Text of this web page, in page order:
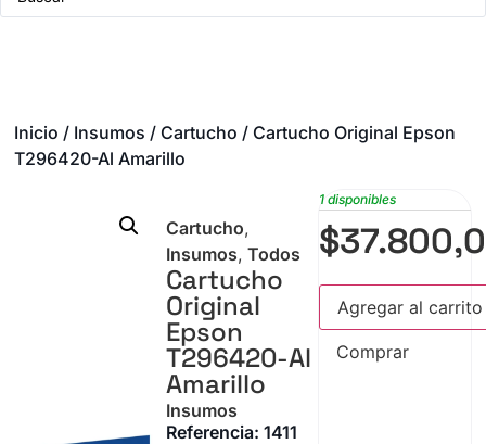
Inicio / Insumos / Cartucho / Cartucho Original Epson
T296420-Al Amarillo
Cartucho,
Insumos, Todos
Cartucho
Original
Epson
T296420-Al
Amarillo
Insumos
Referencia: 1411
1 disponibles
$
Agregar al carrito
Comprar